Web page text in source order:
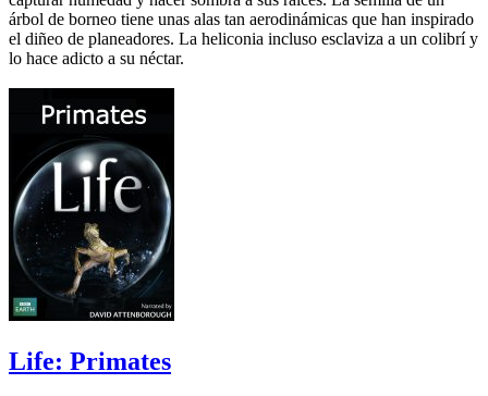
árbol de borneo tiene unas alas tan aerodinámicas que han inspirado
el diñeo de planeadores. La heliconia incluso esclaviza a un colibrí y
lo hace adicto a su néctar.
Life: Primates